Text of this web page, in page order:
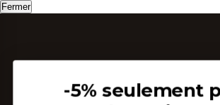
Fermer
-5% seulement